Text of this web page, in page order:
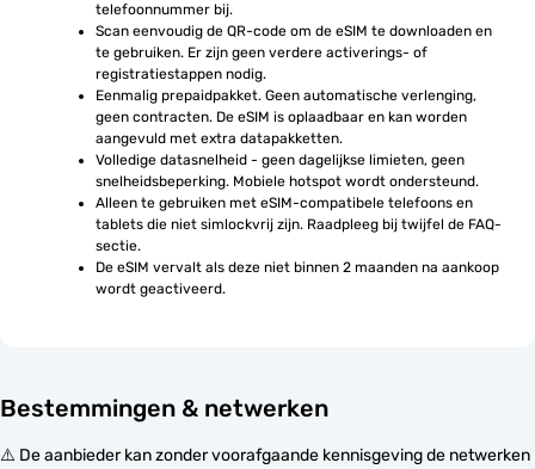
telefoonnummer bij.
Scan eenvoudig de QR-code om de eSIM te downloaden en
te gebruiken. Er zijn geen verdere activerings- of
registratiestappen nodig.
Eenmalig prepaidpakket. Geen automatische verlenging,
geen contracten. De eSIM is oplaadbaar en kan worden
aangevuld met extra datapakketten.
Volledige datasnelheid - geen dagelijkse limieten, geen
snelheidsbeperking. Mobiele hotspot wordt ondersteund.
Alleen te gebruiken met eSIM-compatibele telefoons en
tablets die niet simlockvrij zijn. Raadpleeg bij twijfel de FAQ-
sectie.
De eSIM vervalt als deze niet binnen 2 maanden na aankoop
wordt geactiveerd.
Bestemmingen & netwerken
⚠️ De aanbieder kan zonder voorafgaande kennisgeving de netwerken